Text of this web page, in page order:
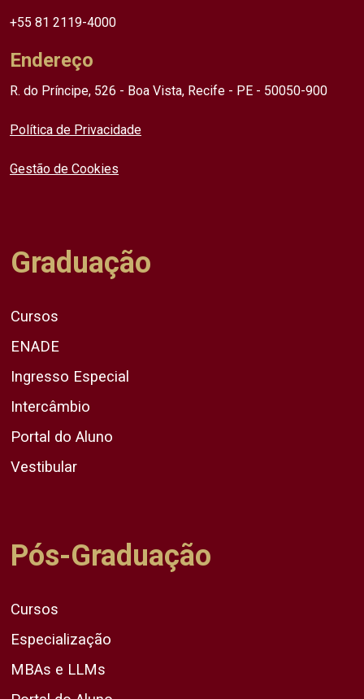
+55 81 2119-4000
Endereço
R. do Príncipe, 526 - Boa Vista, Recife - PE - 50050-900
Política de Privacidade
Gestão de Cookies
Graduação
Cursos
ENADE
Ingresso Especial
Intercâmbio
Portal do Aluno
Vestibular
Pós-Graduação
Cursos
Especialização
MBAs e LLMs